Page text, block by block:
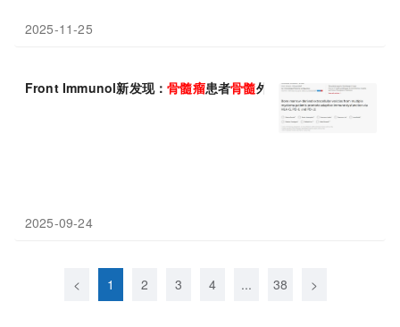
2025-11-25
Front Immunol新发现：骨髓瘤患者骨髓外泌体借HLA-G/PD-1/
2025-09-24
< 1 2 3 4 ... 38 >